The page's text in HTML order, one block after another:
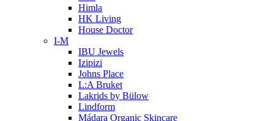
Himla
HK Living
House Doctor
I-M
IBU Jewels
Izipizi
Johns Place
L:A Bruket
Lakrids by Bülow
Lindform
Mádara Organic Skincare